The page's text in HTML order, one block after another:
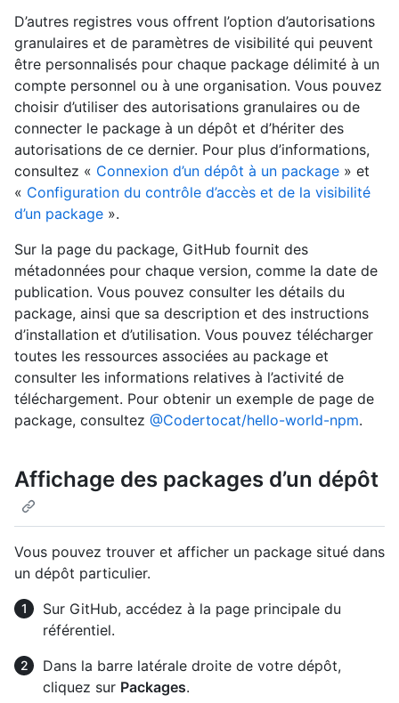
D’autres registres vous offrent l’option d’autorisations
granulaires et de paramètres de visibilité qui peuvent
être personnalisés pour chaque package délimité à un
compte personnel ou à une organisation. Vous pouvez
choisir d’utiliser des autorisations granulaires ou de
connecter le package à un dépôt et d’hériter des
autorisations de ce dernier. Pour plus d’informations,
consultez « Connexion d’un dépôt à un package » et
« Configuration du contrôle d’accès et de la visibilité
d’un package ».
Sur la page du package, GitHub fournit des
métadonnées pour chaque version, comme la date de
publication. Vous pouvez consulter les détails du
package, ainsi que sa description et des instructions
d’installation et d’utilisation. Vous pouvez télécharger
toutes les ressources associées au package et
consulter les informations relatives à l’activité de
téléchargement. Pour obtenir un exemple de page de
package, consultez @Codertocat/hello-world-npm.
Affichage des packages d’un dépôt
Vous pouvez trouver et afficher un package situé dans
un dépôt particulier.
Sur GitHub, accédez à la page principale du
référentiel.
Dans la barre latérale droite de votre dépôt,
cliquez sur Packages.